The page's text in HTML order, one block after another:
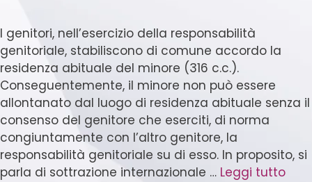
I genitori, nell’esercizio della responsabilità
genitoriale, stabiliscono di comune accordo la
residenza abituale del minore (316 c.c.).
Conseguentemente, il minore non può essere
allontanato dal luogo di residenza abituale senza il
consenso del genitore che eserciti, di norma
congiuntamente con l’altro genitore, la
responsabilità genitoriale su di esso. In proposito, si
parla di sottrazione internazionale … Leggi tutto